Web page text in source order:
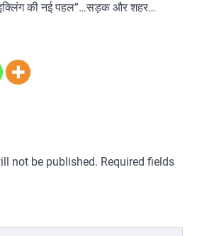
की नई पहल”…सड़क और शहर…
not be published. Required fields